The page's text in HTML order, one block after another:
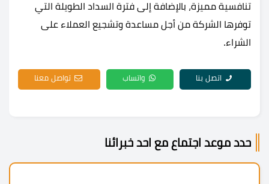
تنافسية مميزة، بالإضافة إلى فترة السداد الطويلة التي
توفرها الشركة من أجل مساعدة وتشجيع العملاء على
الشراء.
اتصل بنا واتساب تواصل معنا
حدد موعد اجتماع مع احد خبرائنا